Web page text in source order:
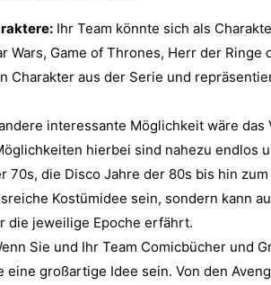
Ihr Team könnte sich als
Wars, Game of Thrones, Herr der
Charakter aus der Serie und
interessante Möglichkeit wäre
hierbei sind nahezu endlos
70s, die Disco Jahre der 80s bis hin
Kostümidee sein, sondern kann
die jeweilige Epoche erfährt.
Sie und Ihr Team Comicbücher und
eine großartige Idee sein. Von den